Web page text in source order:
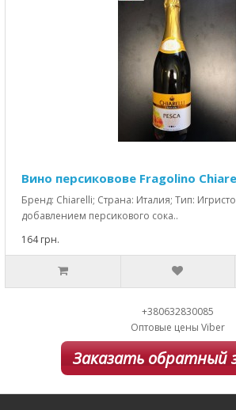
Вино персиковове Fragolino
Бренд: Chiarelli; Страна: Италия; Тип:
добавлением персикового сока..
164 грн.
+380632830085
Оптовые цены Viber
Заказать обратный